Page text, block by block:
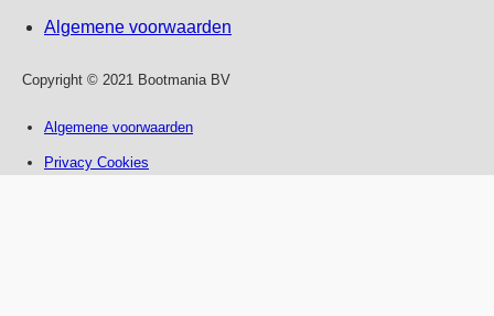
Algemene voorwaarden
Copyright © 2021 Bootmania BV
Algemene voorwaarden
Privacy Cookies